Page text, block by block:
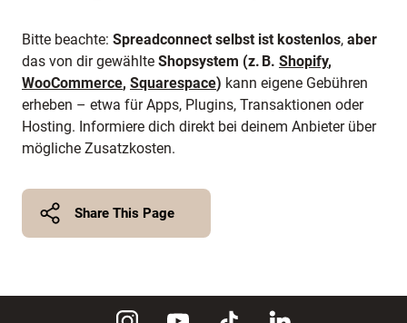
Bitte beachte: Spreadconnect selbst ist kostenlos, aber
das von dir gewählte Shopsystem (z. B. Shopify,
WooCommerce, Squarespace) kann eigene Gebühren
erheben – etwa für Apps, Plugins, Transaktionen oder
Hosting. Informiere dich direkt bei deinem Anbieter über
mögliche Zusatzkosten.
Share This Page
Twitter
Copy Link